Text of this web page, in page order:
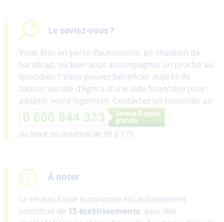
Le saviez-vous ?
Vous êtes en perte d’autonomie, en situation de
handicap, ou bien vous accompagnez un proche au
quotidien ? Vous pouvez bénéficier auprès de
l’action sociale d’Agrica d’une aide financière pour
adapter votre logement. Contactez un conseiller au
du lundi au vendredi de 9h à 17h
À noter
Le réseau Envie Autonomie est actuellement
constitué de 15 établissements, avec des
sociaux.
Annuler
Enregistrer
mes
préférences